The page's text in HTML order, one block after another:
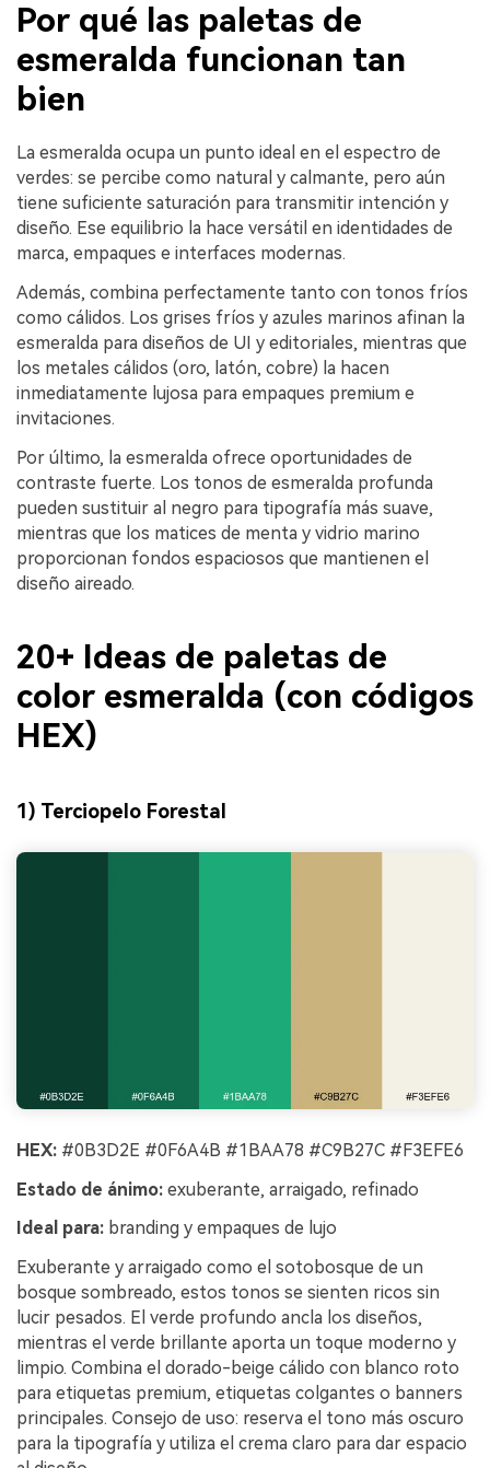
Por qué las paletas de
esmeralda funcionan tan
bien
La esmeralda ocupa un punto ideal en el espectro de
verdes: se percibe como natural y calmante, pero aún
tiene suficiente saturación para transmitir intención y
diseño. Ese equilibrio la hace versátil en identidades de
marca, empaques e interfaces modernas.
Además, combina perfectamente tanto con tonos fríos
como cálidos. Los grises fríos y azules marinos afinan la
esmeralda para diseños de UI y editoriales, mientras que
los metales cálidos (oro, latón, cobre) la hacen
inmediatamente lujosa para empaques premium e
invitaciones.
Por último, la esmeralda ofrece oportunidades de
contraste fuerte. Los tonos de esmeralda profunda
pueden sustituir al negro para tipografía más suave,
mientras que los matices de menta y vidrio marino
proporcionan fondos espaciosos que mantienen el
diseño aireado.
20+ Ideas de paletas de
color esmeralda (con códigos
HEX)
1) Terciopelo Forestal
HEX: #0B3D2E #0F6A4B #1BAA78 #C9B27C #F3EFE6
Estado de ánimo: exuberante, arraigado, refinado
Ideal para: branding y empaques de lujo
Exuberante y arraigado como el sotobosque de un
bosque sombreado, estos tonos se sienten ricos sin
lucir pesados. El verde profundo ancla los diseños,
mientras el verde brillante aporta un toque moderno y
limpio. Combina el dorado-beige cálido con blanco roto
para etiquetas premium, etiquetas colgantes o banners
principales. Consejo de uso: reserva el tono más oscuro
para la tipografía y utiliza el crema claro para dar espacio